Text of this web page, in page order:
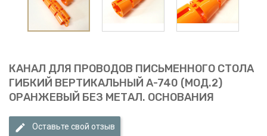
КАНАЛ ДЛЯ ПРОВОДОВ ПИСЬМЕННОГО СТОЛА
ГИБКИЙ ВЕРТИКАЛЬНЫЙ А-740 (МОД.2)
ОРАНЖЕВЫЙ БЕЗ МЕТАЛ. ОСНОВАНИЯ
Оставьте свой отзыв